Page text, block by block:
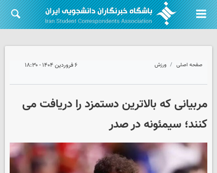
صفحه اصلی ورزش ۶ فروردین ۱۴۰۴ - ۱۸:۳۰
مربیانی که بالاترین دستمزد را دریافت می
کنند؛ سیمئونه در صدر